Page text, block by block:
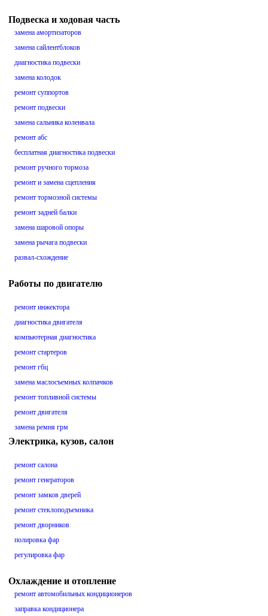
Подвеска и ходовая часть
замена амортизаторов
замена сайлентблоков
диагностика подвески
замена колодок
ремонт суппортов
ремонт подвески
замена сальника коленвала
ремонт абс
бесплатная диагностика подвески
ремонт ручного тормоза
ремонт и замена сцепления
ремонт тормозной системы
ремонт задней балки
замена шаровой опоры
замена рычага подвески
развал-схождение
Работы по двигателю
ремонт инжектора
диагностика двигателя
компьютерная диагностика
ремонт стартеров
ремонт гбц
замена маслосъемных колпачков
ремонт топливной системы
ремонт двигателя
замена ремня грм
Электрика, кузов, салон
ремонт салона
ремонт генераторов
ремонт замков дверей
ремонт стеклоподъемника
ремонт дворников
полировка фар
регулировка фар
Охлаждение и отопление
ремонт автомобильных кондиционеров
заправка кондиционера